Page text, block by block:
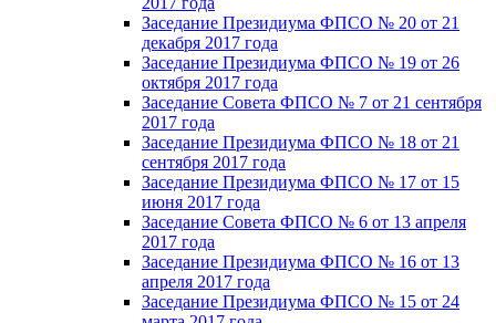
Заседание Президиума ФПСО № 20 от 21
декабря 2017 года
Заседание Президиума ФПСО № 19 от 26
октября 2017 года
Заседание Совета ФПСО № 7 от 21 сентября
2017 года
Заседание Президиума ФПСО № 18 от 21
сентября 2017 года
Заседание Президиума ФПСО № 17 от 15
июня 2017 года
Заседание Совета ФПСО № 6 от 13 апреля
2017 года
Заседание Президиума ФПСО № 16 от 13
апреля 2017 года
Заседание Президиума ФПСО № 15 от 24